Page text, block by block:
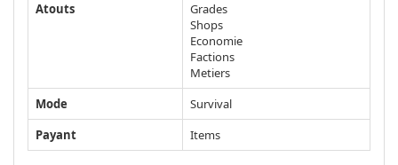
Atouts
Grades
Shops
Economie
Factions
Metiers
Mode
Survival
Payant
Items